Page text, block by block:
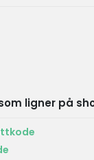
ligner på